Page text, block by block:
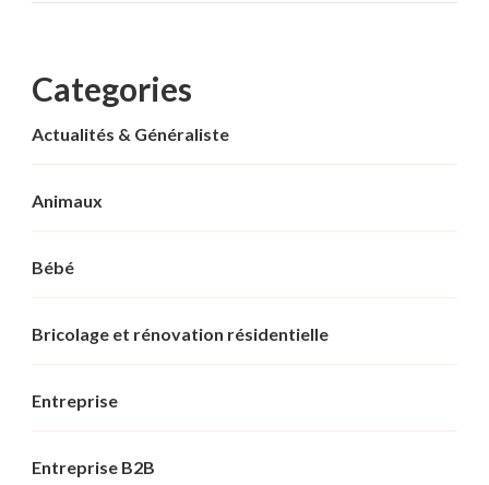
Categories
Actualités & Généraliste
Animaux
Bébé
Bricolage et rénovation résidentielle
Entreprise
Entreprise B2B